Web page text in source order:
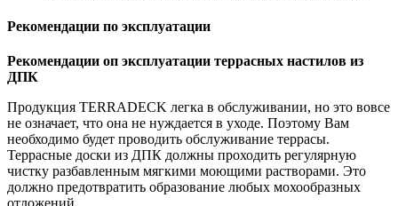
Рекомендации по эксплуатации
Рекомендации оп эксплуатации террасных настилов из
ДПК
Продукция TERRADECK легка в обслуживании, но это вовсе
не означает, что она не нуждается в уходе. Поэтому Вам
необходимо будет проводить обслуживание террасы.
Террасные доски из ДПК должны проходить регулярную
чистку разбавленным мягкими моющими растворами. Это
должно предотвратить образование любых мохообразных